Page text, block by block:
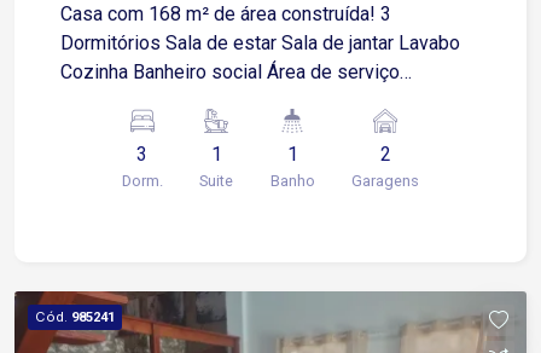
Casa com 168 m² de área construída! 3
Dormitórios Sala de estar Sala de jantar Lavabo
Cozinha Banheiro social Área de serviço
Vagas de garagem cobertas * Sala com pé direito
Quadra poliesportiva Salão de festas
3
Dorm.
1
Suite
1
Banho
2
Garagens
Cód. 985241